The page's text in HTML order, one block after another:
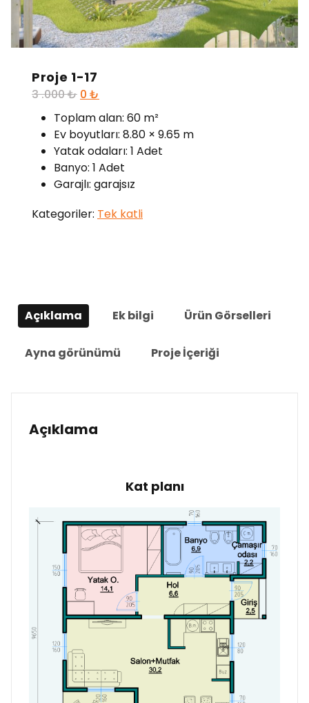
Proje 1-17
3 .000₺ 0 ₺
Toplam alan: 60 m²
Ev boyutları: 8.80 × 9.65 m
Yatak odaları: 1 Adet
Banyo: 1 Adet
Garajlı: garajsız
Kategoriler: Tek katli
Açıklama Ek bilgi Ürün Görselleri
Ayna görünümü Proje İçeriği
Açıklama
Kat planı